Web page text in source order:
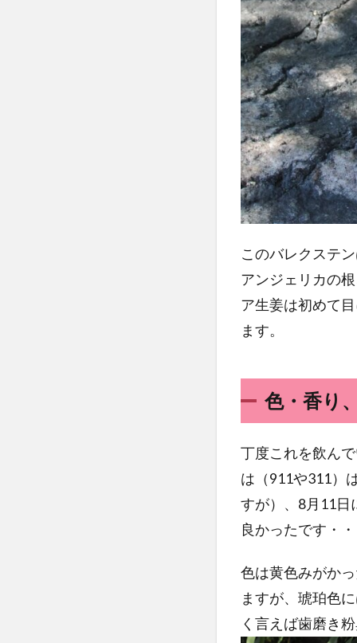
このバレクステ
アンジェリカの
ア生姜は初めて
ます。
色・香り
丁度これを飲ん
は（911や311）
すが）、8月11日
良かったです・
色は黄色みがか
ますが、琥珀色
く言えば歯磨き